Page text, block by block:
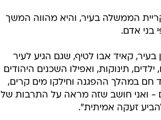
הבתים בנגב. ההפגנה תתקיים בשעה 11:00 בקריית הממשלה בעיר, והיא מהווה המשך
בני אדם.
קאיד אבו לטיף, שגם הגיע לעיר
תינוקות, ואפילו השכנים היהודים
חם במהלך ההפגנה וחילקו מים קרים,
- ואני חושב שזה מראה על התרבות של
זעקה אמיתית".